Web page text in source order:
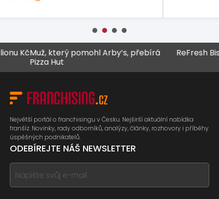
Muž, který pomohl Arby’s, přebírá
Pizza Hut
ReFresh Bistro
Největší portál o franchisingu v Česku. Nejširší aktuální nabídka
franšíz. Novinky, rady odborníků, analýzy, články, rozhovory i příběhy
úspěšných podnikatelů.
ODEBÍREJTE NÁŠ NEWSLETTER
If
you